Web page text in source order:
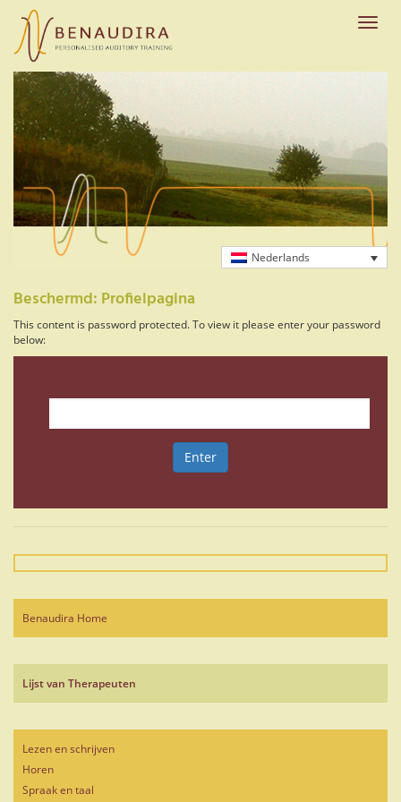
main
content
Toggle
Nederlands
Beschermd: Profielpagina
This content is password protected. To view it please enter your password
below:
Enter
Benaudira Home
Lijst van Therapeuten
Lezen en schrijven
Horen
Spraak en taal